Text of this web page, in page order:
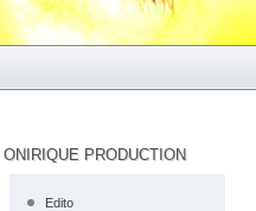
ONIRIQUE PRODUCTION
Edito